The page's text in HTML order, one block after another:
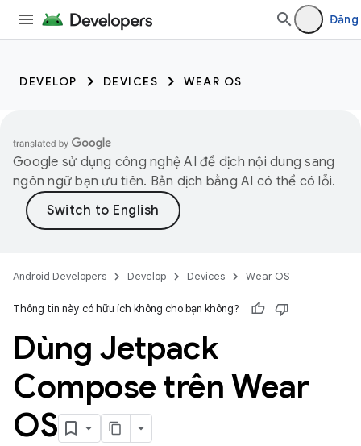
Đăng
DEVELOP DEVICES WEAR OS
Google sử dụng công nghệ AI để dịch nội dung sang
ngôn ngữ bạn ưu tiên. Bản dịch bằng AI có thể có lỗi.
Android Developers Develop Devices Wear OS
Thông tin này có hữu ích không cho bạn không?
Dùng Jetpack
Compose trên Wear
OS